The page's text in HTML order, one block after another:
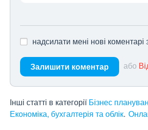
надсилати мені нові
Залишити коментар або
Інші статті в категорії Бізнес
Економіка, бухгалтерія та облік